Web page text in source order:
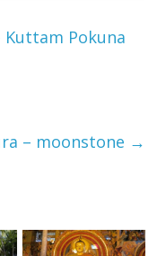
Kuttam Pokuna
– moonstone →